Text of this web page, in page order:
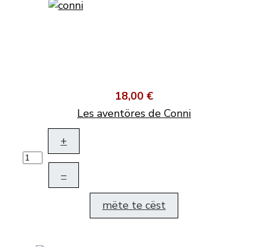
18,00 €
Les aventöres de Conni
+
–
mëte te cëst